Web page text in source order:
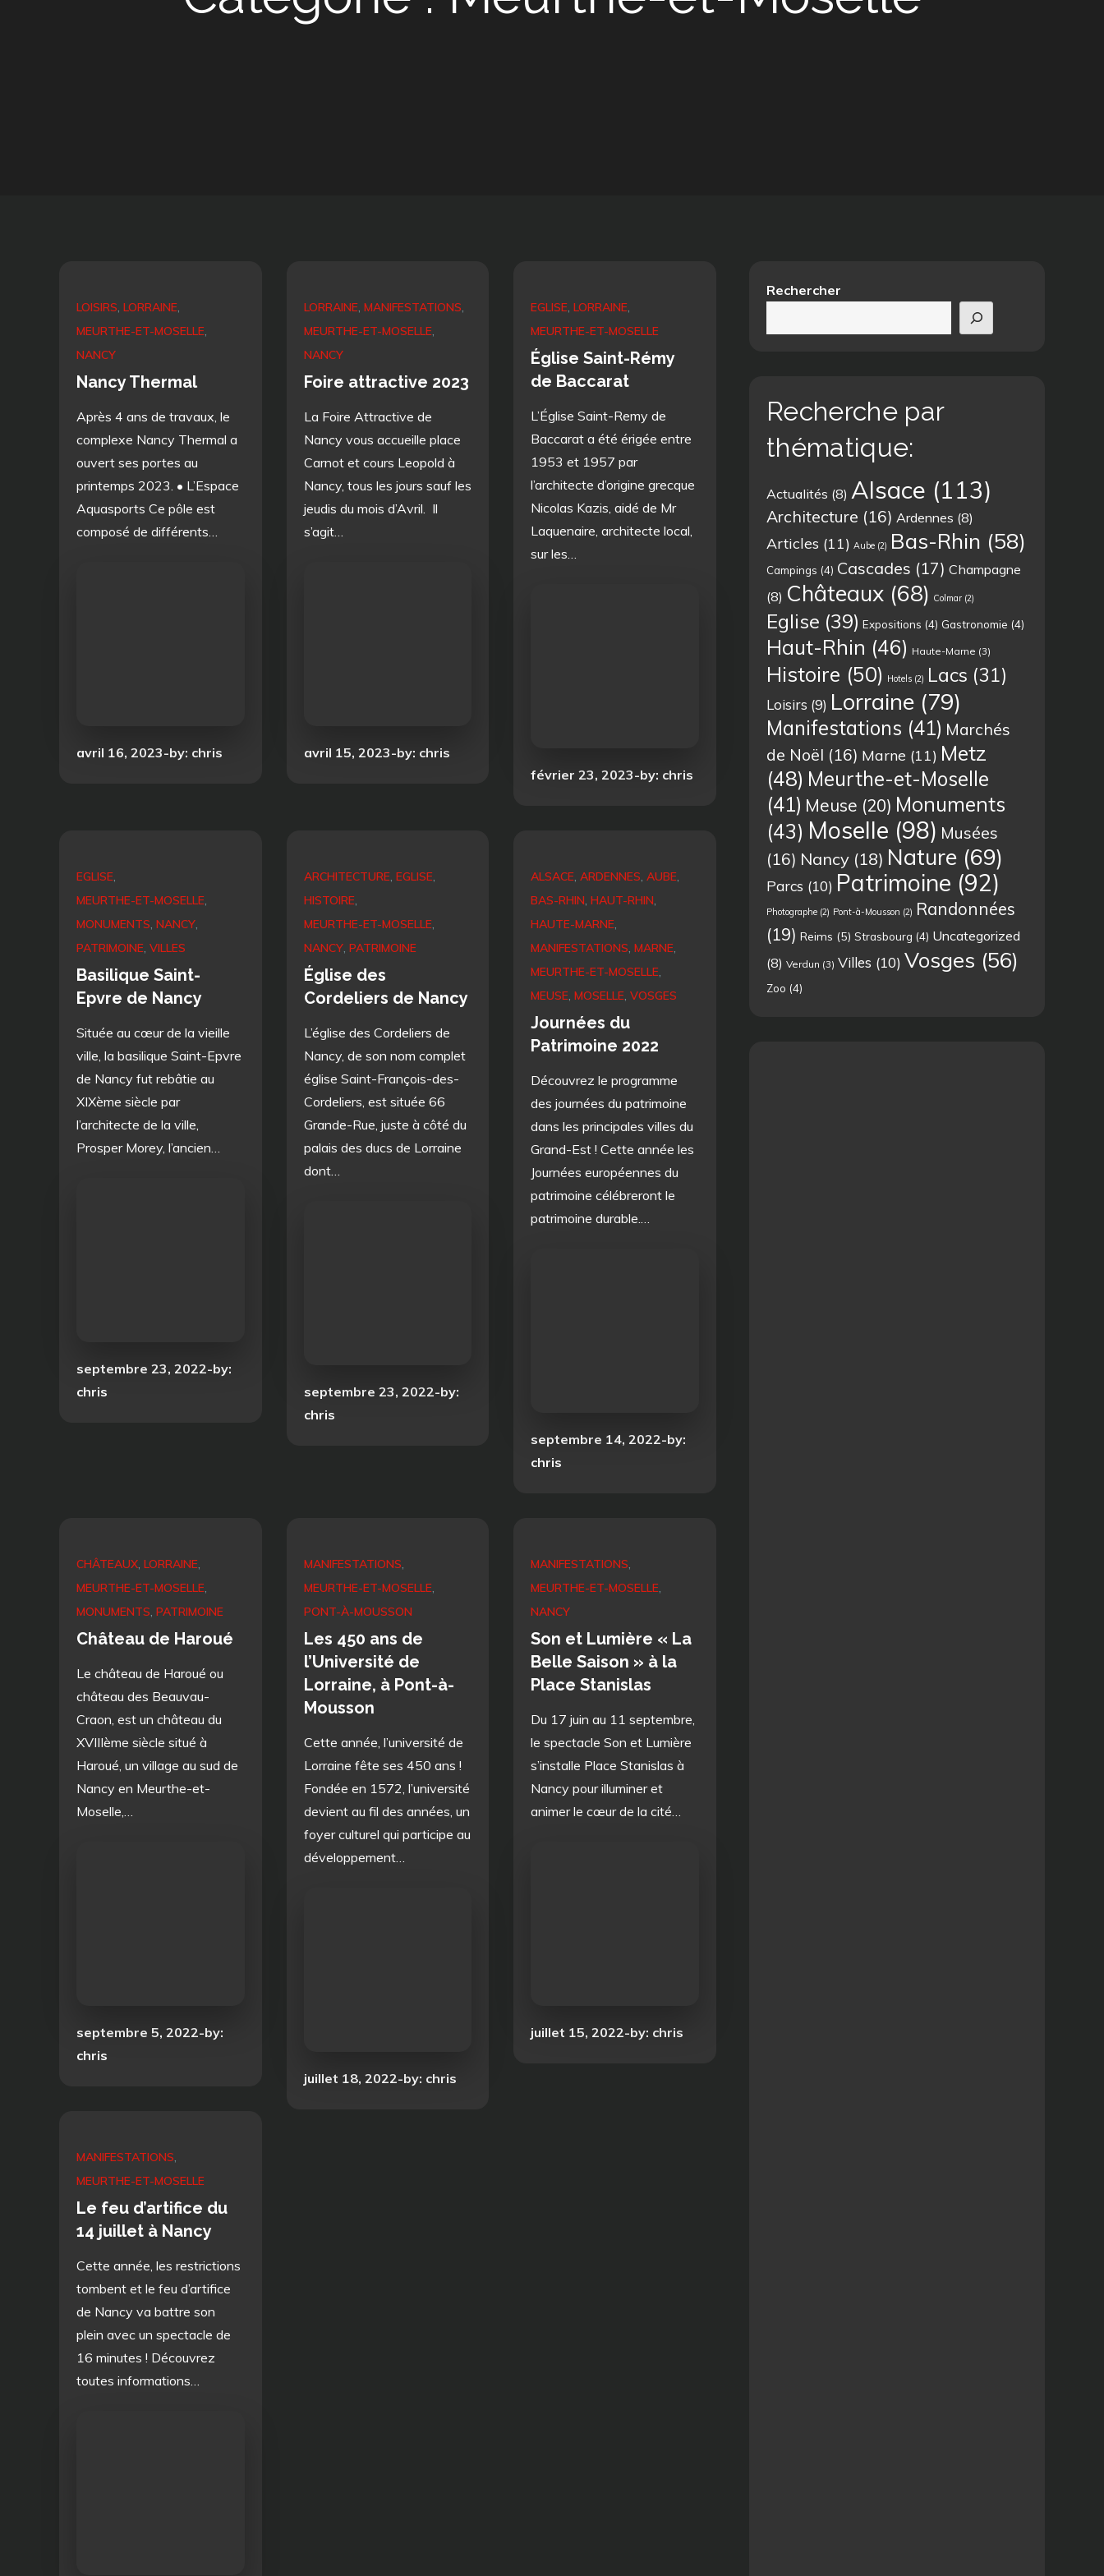
LOISIRS LORRAINE
MEURTHE-ET-MOSELLE
NANCY
Nancy Thermal
Après 4 ans de travaux, le
complexe Nancy Thermal a
ouvert ses portes au
printemps 2023. • L’Espace
Aquasports Ce pôle est
composé de différents…
Posted
avril 16, 2023 by: chris
LORRAINE MANIFESTATIONS
MEURTHE-ET-MOSELLE
NANCY
Foire attractive 2023
La Foire Attractive de
Nancy vous accueille place
Carnot et cours Leopold à
Nancy, tous les jours sauf les
jeudis du mois d’Avril. Il
s’agit…
Posted
avril 15, 2023 by: chris
EGLISE LORRAINE
MEURTHE-ET-MOSELLE
Église Saint-Rémy
de Baccarat
L’Église Saint-Remy de
Baccarat a été érigée entre
1953 et 1957 par
l’architecte d’origine grecque
Nicolas Kazis, aidé de Mr
Laquenaire, architecte local,
sur les…
Posted
février 23, 2023 by: chris
EGLISE
MEURTHE-ET-MOSELLE
MONUMENTS NANCY
PATRIMOINE VILLES
Basilique Saint-
Epvre de Nancy
Située au cœur de la vieille
ville, la basilique Saint-Epvre
de Nancy fut rebâtie au
XIXème siècle par
l’architecte de la ville,
Prosper Morey, l’ancien…
Posted
on
septembre 23, 2022 by:
chris
ARCHITECTURE EGLISE
HISTOIRE
MEURTHE-ET-MOSELLE
NANCY PATRIMOINE
Église des
Cordeliers de Nancy
L’église des Cordeliers de
Nancy, de son nom complet
église Saint-François-des-
Cordeliers, est située 66
Grande-Rue, juste à côté du
palais des ducs de Lorraine
dont…
Posted
on
septembre 23, 2022 by:
chris
ALSACE ARDENNES AUBE
BAS-RHIN HAUT-RHIN
HAUTE-MARNE
MANIFESTATIONS MARNE
MEURTHE-ET-MOSELLE
MEUSE MOSELLE VOSGES
Journées du
Patrimoine 2022
Découvrez le programme
des journées du patrimoine
dans les principales villes du
Grand-Est ! Cette année les
Journées européennes du
patrimoine célébreront le
patrimoine durable.…
Posted
on
septembre 14, 2022 by:
chris
CHÂTEAUX LORRAINE
MEURTHE-ET-MOSELLE
MONUMENTS PATRIMOINE
Château de Haroué
Le château de Haroué ou
château des Beauvau-
Craon, est un château du
XVIIIème siècle situé à
Haroué, un village au sud de
Nancy en Meurthe-et-
Moselle,…
Posted
on
septembre 5, 2022 by:
chris
MANIFESTATIONS
MEURTHE-ET-MOSELLE
PONT-À-MOUSSON
Les 450 ans de
l’Université de
Lorraine, à Pont-à-
Mousson
Cette année, l’université de
Lorraine fête ses 450 ans !
Fondée en 1572, l’université
devient au fil des années, un
foyer culturel qui participe au
développement…
Posted
juillet 18, 2022 by: chris
MANIFESTATIONS
MEURTHE-ET-MOSELLE
NANCY
Son et Lumière « La
Belle Saison » à la
Place Stanislas
Du 17 juin au 11 septembre,
le spectacle Son et Lumière
s’installe Place Stanislas à
Nancy pour illuminer et
animer le cœur de la cité…
Posted
juillet 15, 2022 by: chris
MANIFESTATIONS
MEURTHE-ET-MOSELLE
Le feu d’artifice du
14 juillet à Nancy
Cette année, les restrictions
tombent et le feu d’artifice
de Nancy va battre son
plein avec un spectacle de
16 minutes ! Découvrez
toutes informations…
Rechercher
Recherche par
thématique:
Actualités (8) Alsace (113)
Architecture (16) Ardennes (8)
Articles (11) Aube (2) Bas-Rhin (58)
Campings (4) Cascades (17) Champagne
(8) Châteaux (68) Colmar (2)
Eglise (39) Expositions (4) Gastronomie (4)
Haut-Rhin (46) Haute-Marne (3)
Histoire (50) Hotels (2) Lacs (31)
Loisirs (9) Lorraine (79)
Manifestations (41) Marchés
de Noël (16) Marne (11) Metz
(48) Meurthe-et-Moselle
(41) Meuse (20) Monuments
(43) Moselle (98) Musées
(16) Nancy (18) Nature (69)
Parcs (10) Patrimoine (92)
Photographe (2) Pont-à-Mousson (2) Randonnées
(19) Reims (5) Strasbourg (4) Uncategorized
(8) Verdun (3) Villes (10) Vosges (56)
Zoo (4)